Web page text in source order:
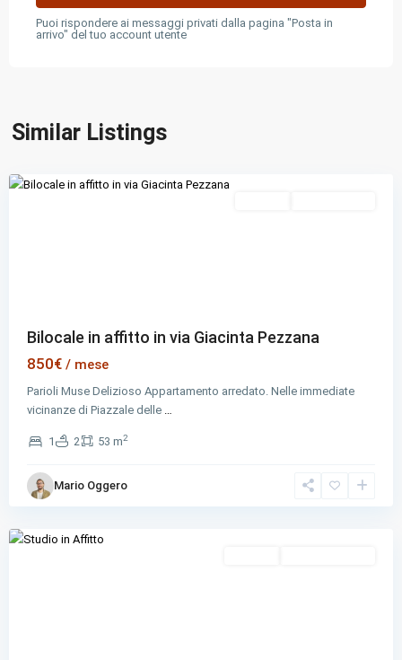
Puoi rispondere ai messaggi privati ​​dalla pagina "Posta in
arrivo" del tuo account utente
Similar Listings
Bilocale in affitto in via Giacinta Pezzana
850€ / mese
Parioli Muse Delizioso Appartamento arredato. Nelle immediate
vicinanze di Piazzale delle
1 2 53 m2
Mario Oggero
Municipio
IV,